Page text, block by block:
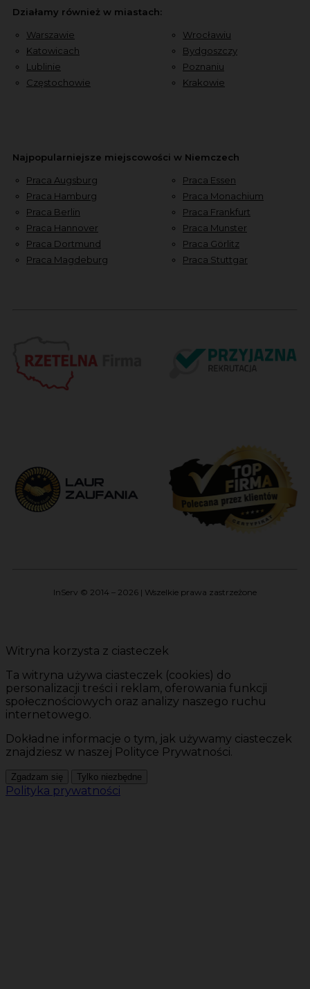
Działamy również w miastach:
Warszawie
Katowicach
Lublinie
Częstochowie
Wrocławiu
Bydgoszczy
Poznaniu
Krakowie
Najpopularniejsze miejscowości w Niemczech
Praca Augsburg
Praca Hamburg
Praca Berlin
Praca Hannover
Praca Dortmund
Praca Magdeburg
Praca Essen
Praca Monachium
Praca Frankfurt
Praca Munster
Praca Görlitz
Praca Stuttgar
InServ © 2014 – 2026 | Wszelkie prawa zastrzeżone
Witryna korzysta z ciasteczek
Ta witryna używa ciasteczek (cookies) do
personalizacji treści i reklam, oferowania funkcji
społecznościowych oraz analizy naszego ruchu
internetowego.
Dokładne informacje o tym, jak używamy ciasteczek
znajdziesz w naszej Polityce Prywatności.
Zgadzam się Tylko niezbędne
Polityka prywatności